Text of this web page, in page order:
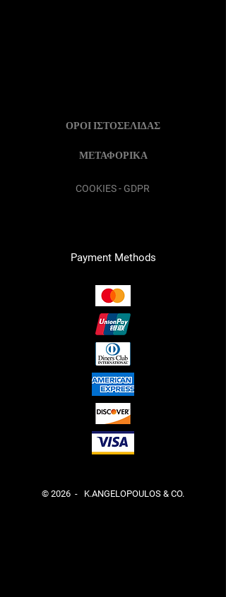
ΟΡΟΙ ΙΣΤΟΣΕΛΙΔΑΣ
ΜΕΤΑΦΟΡΙΚΑ
COOKIES - GDPR
Payment Methods
© 2026 - K.ANGELOPOULOS & CO.